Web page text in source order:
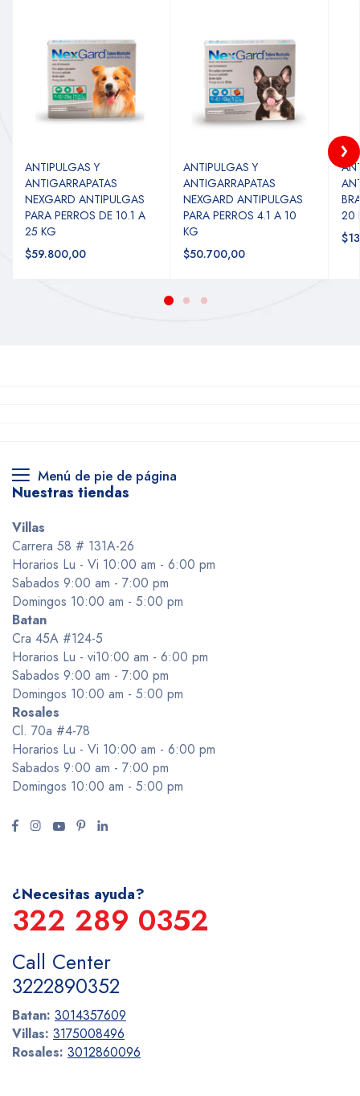
ANTIPULGAS Y
ANTIGARRAPATAS
NEXGARD ANTIPULGAS
PARA PERROS DE 10.1 A
25 KG
$59.800,00
ANTIPULGAS Y
ANTIGARRAPATAS
NEXGARD ANTIPULGAS
PARA PERROS 4.1 A 10
KG
$50.700,00
20
Menú de pie de página
Nuestras tiendas
Villas
Carrera 58 # 131A-26
Horarios Lu - Vi 10:00 am - 6:00 pm
Sabados 9:00 am - 7:00 pm
Domingos 10:00 am - 5:00 pm
Batan
Cra 45A #124-5
Horarios Lu - vi10:00 am - 6:00 pm
Sabados 9:00 am - 7:00 pm
Domingos 10:00 am - 5:00 pm
Rosales
Cl. 70a #4-78
Horarios Lu - Vi 10:00 am - 6:00 pm
Sabados 9:00 am - 7:00 pm
Domingos 10:00 am - 5:00 pm
¿Necesitas ayuda?
322 289 0352
Call Center
3222890352
Batan: 3014357609
Villas: 3175008496
Rosales: 3012860096